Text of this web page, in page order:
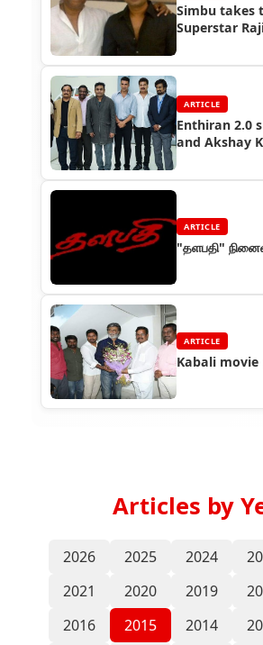
Simbu takes
Superstar
ARTICLE
Enthiran 2.0
and Akshay
ARTICLE
"தளபதி"
ARTICLE
Kabali
Articles by
2026 2025 2024
2021
2020 2019
2016
2015 2014